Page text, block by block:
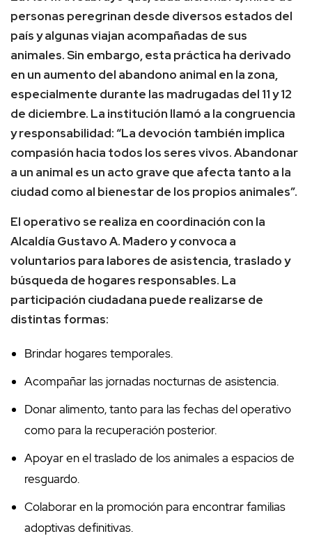
personas peregrinan desde diversos estados del
país y algunas viajan acompañadas de sus
animales. Sin embargo, esta práctica ha derivado
en un aumento del abandono animal en la zona,
especialmente durante las madrugadas del 11 y 12
de diciembre. La institución llamó a la congruencia
y responsabilidad: “La devoción también implica
compasión hacia todos los seres vivos. Abandonar
a un animal es un acto grave que afecta tanto a la
ciudad como al bienestar de los propios animales”.
El operativo se realiza en coordinación con la
Alcaldía Gustavo A. Madero y convoca a
voluntarios para labores de asistencia, traslado y
búsqueda de hogares responsables. La
participación ciudadana puede realizarse de
distintas formas:
Brindar hogares temporales.
Acompañar las jornadas nocturnas de asistencia.
Donar alimento, tanto para las fechas del operativo
como para la recuperación posterior.
Apoyar en el traslado de los animales a espacios de
resguardo.
Colaborar en la promoción para encontrar familias
adoptivas definitivas.